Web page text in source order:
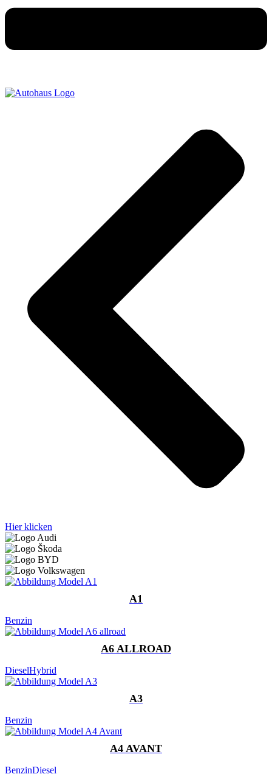
Hier klicken
A1
Benzin
A6 ALLROAD
DieselHybrid
A3
Benzin
A4 AVANT
BenzinDiesel